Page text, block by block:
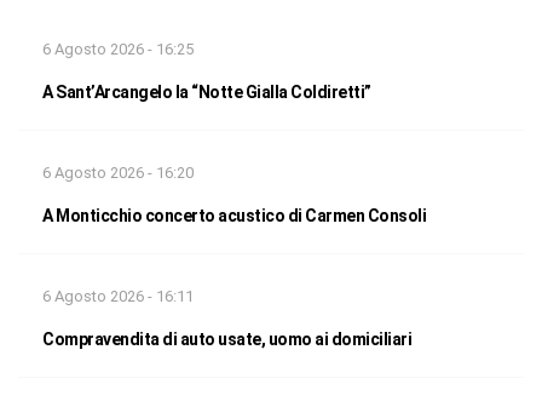
6 Agosto 2026 - 16:25
A Sant’Arcangelo la “Notte Gialla Coldiretti”
6 Agosto 2026 - 16:20
A Monticchio concerto acustico di Carmen Consoli
6 Agosto 2026 - 16:11
Compravendita di auto usate, uomo ai domiciliari